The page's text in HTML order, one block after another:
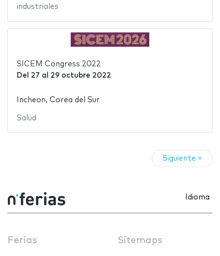
industriales
SICEM Congress 2022
Del 27 al 29 octubre 2022
Incheon, Corea del Sur
Salud
Siguiente »
Idioma
Ferias Sitemaps